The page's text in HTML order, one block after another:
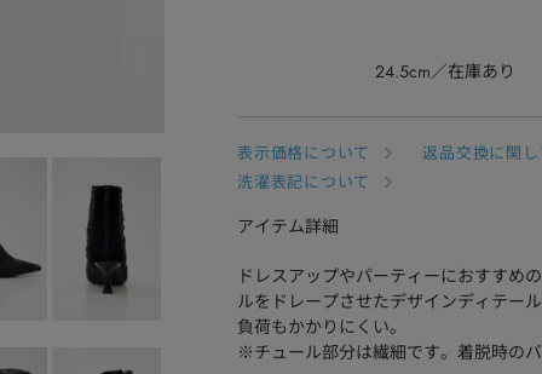
24.5cm 在庫あり
表示価格について 返品交換に関し
洗濯表記について
アイテム詳細
ドレスアップやパーティーにおすすめ
ルをドレープさせたデザインディテー
負荷もかかりにくい。
※チュール部分は繊細です。着脱時の